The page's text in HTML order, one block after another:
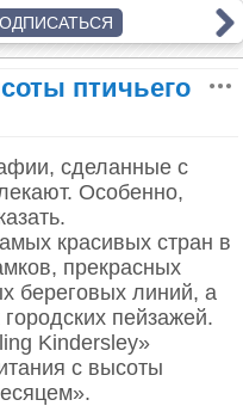
птичьего
сделанные с
Особенно,
красивых стран в
прекрасных
береговых линий, а
пейзажей.
Kindersley»
с высоты